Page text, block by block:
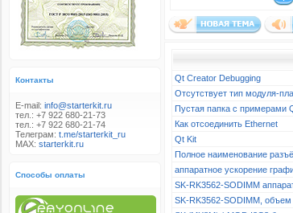
Контакты
E-mail: info@starterkit.ru
тел.: +7 922 680-21-73
тел.: +7 922 680-21-74
Телеграм: t.me/starterkit_ru
MAX: starterkit.ru
Способы оплаты
Qt Creator Debugging
Отсутствует тип модуля-
Пустая папка с примерами
Как отсоединить Ethernet
Qt Kit
Полное наименование
аппаратное ускорение
SK-RK3562-SODIMM
SK-RK3562-SODIMM,